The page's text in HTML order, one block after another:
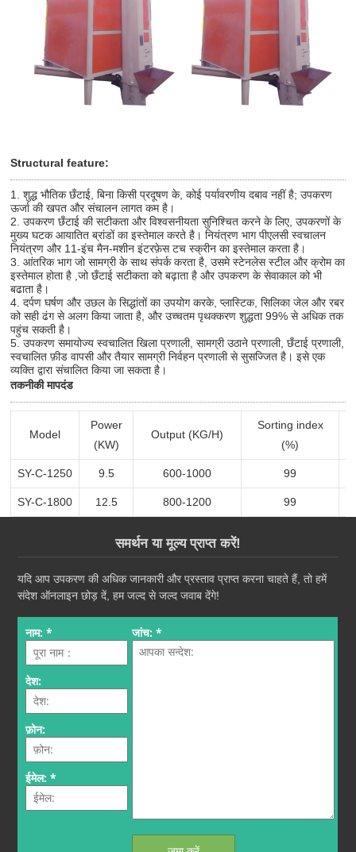
Structural feature:
1. शुद्ध भौतिक छँटाई, बिना किसी प्रदूषण के, कोई पर्यावरणीय दबाव नहीं है; उपकरण
ऊर्जा की खपत और संचालन लागत कम है।
2. उपकरण छँटाई की सटीकता और विश्वसनीयता सुनिश्चित करने के लिए, उपकरणों के
मुख्य घटक आयातित ब्रांडों का इस्तेमाल करते है। नियंत्रण भाग पीएलसी स्वचालन
नियंत्रण और 11-इंच मैन-मशीन इंटरफ़ेस टच स्क्रीन का इस्तेमाल करता है।
3. आंतरिक भाग जो सामग्री के साथ संपर्क करता है, उसमे स्टेनलेस स्टील और क्रोम का
इस्तेमाल होता है ,जो छँटाई सटीकता को बढ़ाता है और उपकरण के सेवाकाल को भी
बढाता है।
4. दर्पण घर्षण और उछल के सिद्धांतों का उपयोग करके, प्लास्टिक, सिलिका जेल और रबर
को सही ढंग से अलग किया जाता है, और उच्चतम पृथक्करण शुद्धता 99% से अधिक तक
पहुंच सकती है।
5. उपकरण समायोज्य स्वचालित खिला प्रणाली, सामग्री उठाने प्रणाली, छँटाई प्रणाली,
स्वचालित फ़ीड वापसी और तैयार सामग्री निर्वहन प्रणाली से सुसज्जित है। इसे एक
व्यक्ति द्वारा संचालित किया जा सकता है।
तकनीकी मापदंड
Model
Power
(KW)
Output (KG/H)
Sorting index
(%)
SY-C-1250 9.5 600-1000 99
SY-C-1800 12.5 800-1200 99
समर्थन या मूल्य प्राप्त करें!
यदि आप उपकरण की अधिक जानकारी और प्रस्ताव प्राप्त करना चाहते हैं, तो हमें
संदेश ऑनलाइन छोड़ दें, हम जल्द से जल्द जवाब देंगे!